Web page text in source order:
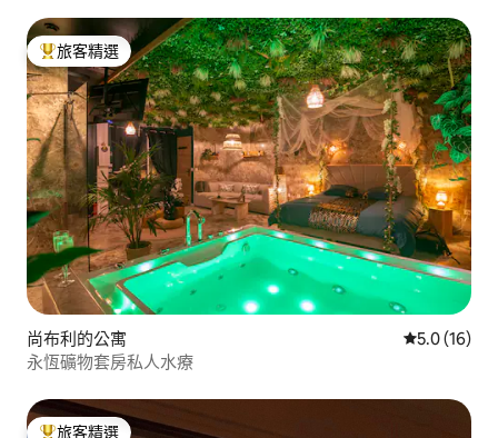
旅客精選榜首
旅客精選
尚布利的公寓 從 16 則評
5.0 (16)
永恆礦物套房私人水療
旅客精選